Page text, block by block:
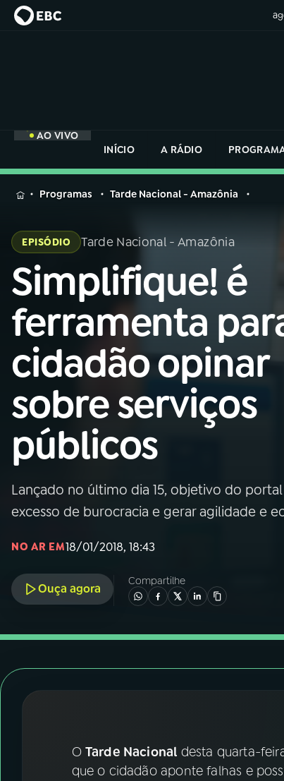
AO VIVO
INÍCIO
A RÁDIO
MENU
Buscar
na
Rádio
Nacional
01INÍCIO
02 A RÁDIO
PROGRAMAÇÃO
04PROGRAMAS
05 PODCASTS
06VIDEOCASTS
07ÚLTIMAS
YouTube Facebook
na
Rádio
Nacional
Programas Tarde Nacional - Amazônia
EPISÓDIO Tarde Nacional - Amazônia
Simplifique! é
ferramenta
cidadão opinar
sobre serviços
públicos
Lançado no último dia 15, objetivo do
excesso de burocracia e gerar agilidade e
NO AR EM18/01/2018, 18:43
Ouça agora
Compartilhe
O Tarde Nacional desta quarta-
que o cidadão aponte falhas e